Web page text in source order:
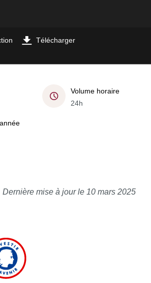
Télécharger
Volume horaire
24h
Dernière mise à jour le 10 mars 2025